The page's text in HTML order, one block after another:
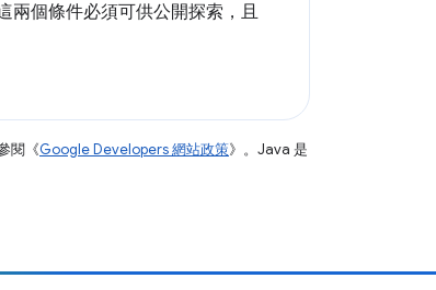
兩個條件必須可供公開探索，且
閱《Google Developers 網站政策》。Java 是